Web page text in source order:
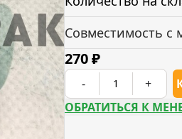
Совместимость с
270₽
- +
ОБРАТИТЬСЯ К